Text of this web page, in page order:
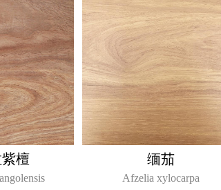
檀 缅茄
Afzelia xylocarpa